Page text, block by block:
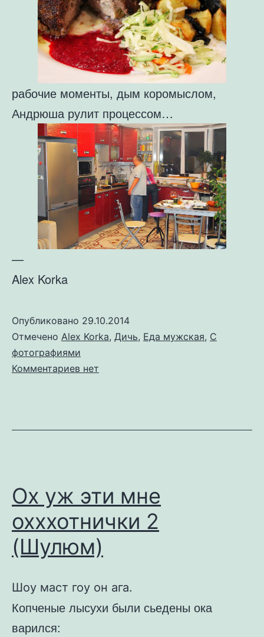
рабочие моменты, дым коромыслом,
Андрюша рулит процессом…
—
Alex Korka
Опубликовано 29.10.2014
Отмечено Alex Korka, Дичь, Еда мужская, С
фотографиями
Комментариев к
бабушка
нет
Ох уж эти мне
охххотнички 2
(Шулюм)
Шоу маст гоу он ага.
Копченые лысухи были сьедены ока
варился: